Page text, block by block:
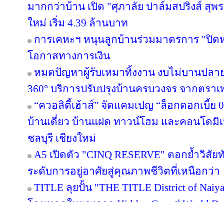
มากกว่าบ้าน เปิด "ศุภาลัย ปาล์มสปริงส์ สุ
ใหม่ เริ่ม 4.39 ล้านบาท
การเคหะฯ หนุนลูกบ้านร่วมมาตรการ "ปิ
โอกาสทางการเงิน
หมดปัญหาผู้รับเหมาทิ้งงาน งบไม่บานปลาย
360° บริการปรับปรุงบ้านครบวงจร จากตรา
“ควอลิตี้เฮ้าส์” จัดแคมเปญ “ล็อกดอกเบี้ย
บ้านเดี่ยว บ้านแฝด ทาวน์โฮม และคอนโดมิ
ชลบุรี เชียงใหม่
A5 เปิดตัว "CINQ RESERVE" ตอกย้ำวิสัย
ระดับการอยู่อาศัยสู่คุณภาพชีวิตที่เหนือกว่า
TITLE ลุยปั้น "THE TITLE District of